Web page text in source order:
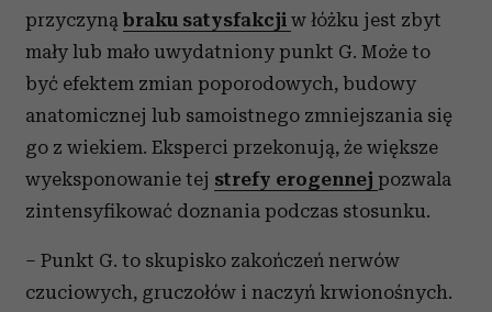
przyczyną braku satysfakcji w łóżku jest zbyt
mały lub mało uwydatniony punkt G. Może to
być efektem zmian poporodowych, budowy
anatomicznej lub samoistnego zmniejszania się
go z wiekiem. Eksperci przekonują, że większe
wyeksponowanie tej strefy erogennej pozwala
zintensyfikować doznania podczas stosunku.
– Punkt G. to skupisko zakończeń nerwów
czuciowych, gruczołów i naczyń krwionośnych.